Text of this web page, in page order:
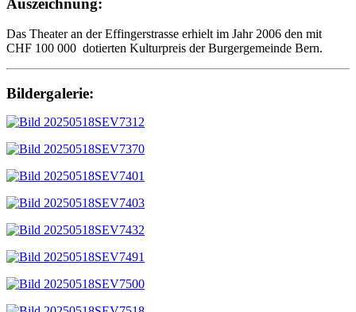
Das Theater an der Effingerstrasse erhielt im Jahr 2006 den mit
CHF 100 000 dotierten Kulturpreis der Burgergemeinde Bern.
Bildergalerie: